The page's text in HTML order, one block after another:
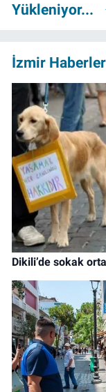
Yükleniyor...
İzmir
Dikili’de sokak